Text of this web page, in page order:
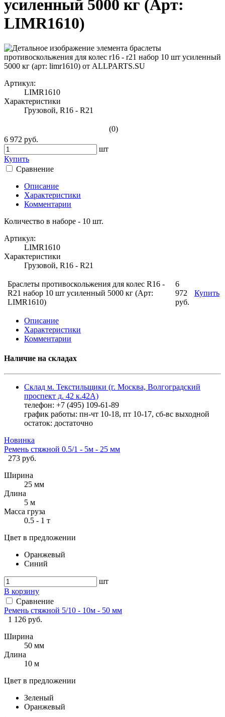
усиленный 5000 кг (Арт:
LIMR1610)
Артикул:
LIMR1610
Характеристики
Грузовой, R16 - R21
(0)
6 972 руб.
шт
Купить
Сравнение
Описание
Характеристики
Комментарии
Количество в наборе - 10 шт.
Артикул:
LIMR1610
Характеристики
Грузовой, R16 - R21
Браслеты противоскольжения для колес R16 -
R21 набор 10 шт усиленный 5000 кг (Арт:
LIMR1610)
6
972
руб.
Купить
Описание
Характеристики
Комментарии
Наличие на складах
Склад м. Текстильщики (г. Москва, Волгоградский
проспект д. 42 к.42А)
телефон: +7 (495) 109-61-89
график работы: пн-чт 10-18, пт 10-17, сб-вс выходной
остаток: достаточно
Новинка
Ремень стяжной 0.5/1 - 5м - 25 мм
273 руб.
Ширина
25 мм
Длина
5 м
Масса груза
0.5 - 1 т
Цвет в предложении
Оранжевый
Синий
шт
В корзину
Сравнение
Ремень стяжной 5/10 - 10м - 50 мм
1 126 руб.
Ширина
50 мм
Длина
10 м
Цвет в предложении
Зеленый
Оранжевый